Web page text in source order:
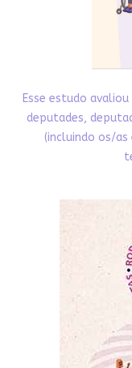
Esse estudo
deputades,
(incluindo os/